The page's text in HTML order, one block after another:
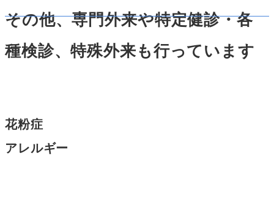
その他、専門外来や特定健診・各
種検診、特殊外来も行っています
花粉症
アレルギー